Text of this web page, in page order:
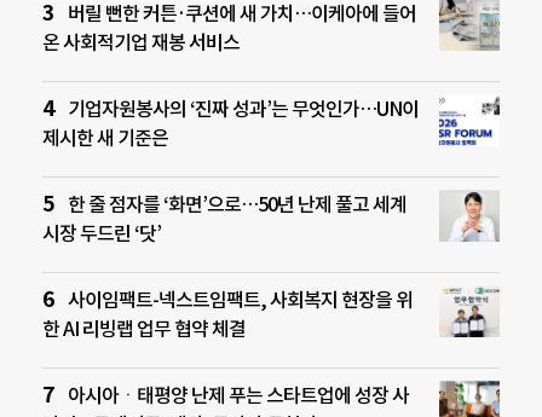
버릴 뻔한 커튼·쿠션에 새 가치…이케아에 들어
온 사회적기업 재봉 서비스
기업자원봉사의 ‘진짜 성과’는 무엇인가…UN이
제시한 새 기준은
한 줄 점자를 ‘화면’으로…50년 난제 풀고 세계
시장 두드린 ‘닷’
사이임팩트-넥스트임팩트, 사회복지 현장을 위
한 AI 리빙랩 업무 협약 체결
아시아ㆍ태평양 난제 푸는 스타트업에 성장 사